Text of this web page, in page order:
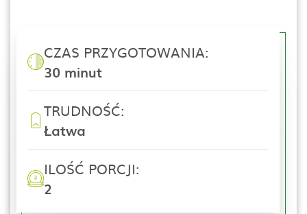
CZAS PRZYGOTOWANIA:
30 minut
TRUDNOŚĆ:
Łatwa
ILOŚĆ PORCJI:
2